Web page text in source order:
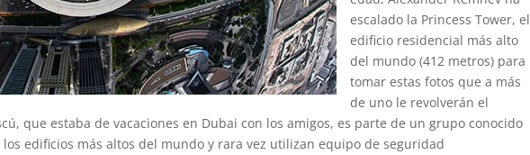
escalado la Princess Tower, el
edificio residencial más alto
del mundo (412 metros) para
tomar estas fotos que a más
de uno le revolverán el
que estaba de vacaciones en Dubai con los amigos, es parte de un grupo conocido
los edificios más altos del mundo y rara vez utilizan equipo de seguridad